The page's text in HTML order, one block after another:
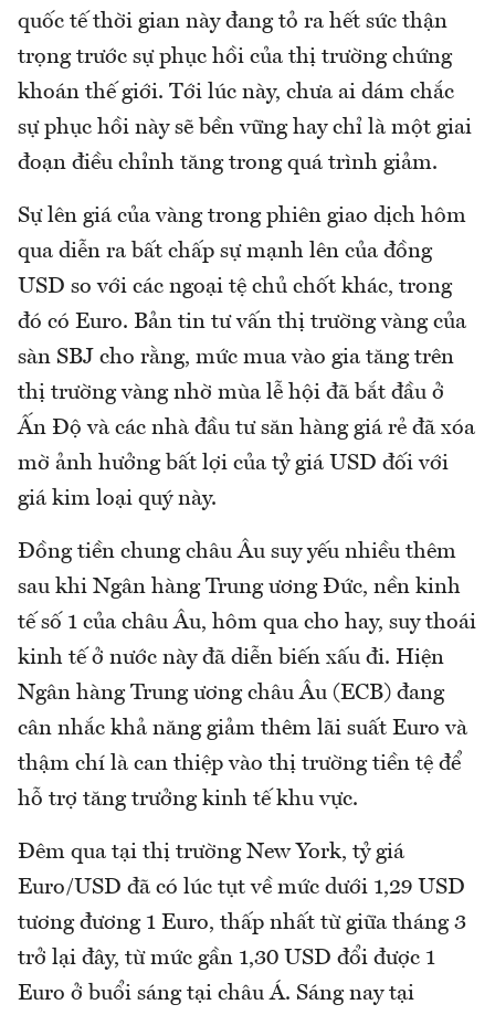
quốc tế thời gian này đang tỏ ra hết sức thận
trọng trước sự phục hồi của thị trường chứng
khoán thế giới. Tới lúc này, chưa ai dám chắc
sự phục hồi này sẽ bền vững hay chỉ là một giai
đoạn điều chỉnh tăng trong quá trình giảm.
Sự lên giá của vàng trong phiên giao dịch hôm
qua diễn ra bất chấp sự mạnh lên của đồng
USD so với các ngoại tệ chủ chốt khác, trong
đó có Euro. Bản tin tư vấn thị trường vàng của
sàn SBJ cho rằng, mức mua vào gia tăng trên
thị trường vàng nhờ mùa lễ hội đã bắt đầu ở
Ấn Độ và các nhà đầu tư săn hàng giá rẻ đã xóa
mờ ảnh hưởng bất lợi của tỷ giá USD đối với
giá kim loại quý này.
Đồng tiền chung châu Âu suy yếu nhiều thêm
sau khi Ngân hàng Trung ương Đức, nền kinh
tế số 1 của châu Âu, hôm qua cho hay, suy thoái
kinh tế ở nước này đã diễn biến xấu đi. Hiện
Ngân hàng Trung ương châu Âu (ECB) đang
cân nhắc khả năng giảm thêm lãi suất Euro và
thậm chí là can thiệp vào thị trường tiền tệ để
hỗ trợ tăng trưởng kinh tế khu vực.
Đêm qua tại thị trường New York, tỷ giá
Euro/USD đã có lúc tụt về mức dưới 1,29 USD
tương đương 1 Euro, thấp nhất từ giữa tháng 3
trở lại đây, từ mức gần 1,30 USD đổi được 1
Euro ở buổi sáng tại châu Á. Sáng nay tại